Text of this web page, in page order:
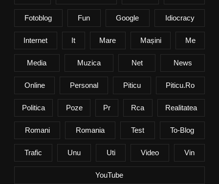
Fotoblog Fun Google Idiocracy
Internet It Mare Mașini Me
Media Muzica Net News
Online Personal Piticu Piticu.ro
Politica Poze Pr Rca Realitatea
Romani Romania Test To-Blog
Trafic Unu Uti Video Vin
YouTube